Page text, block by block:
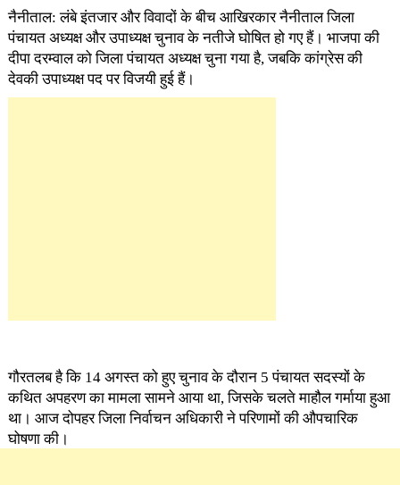
नैनीताल: लंबे इंतजार और विवादों के बीच आखिरकार नैनीताल जिला
पंचायत अध्यक्ष और उपाध्यक्ष चुनाव के नतीजे घोषित हो गए हैं। भाजपा की
दीपा दरम्वाल को जिला पंचायत अध्यक्ष चुना गया है, जबकि कांग्रेस की
देवकी उपाध्यक्ष पद पर विजयी हुई हैं।
गौरतलब है कि 14 अगस्त को हुए चुनाव के दौरान 5 पंचायत सदस्यों के
कथित अपहरण का मामला सामने आया था, जिसके चलते माहौल गर्माया हुआ
था। आज दोपहर जिला निर्वाचन अधिकारी ने परिणामों की औपचारिक
घोषणा की।